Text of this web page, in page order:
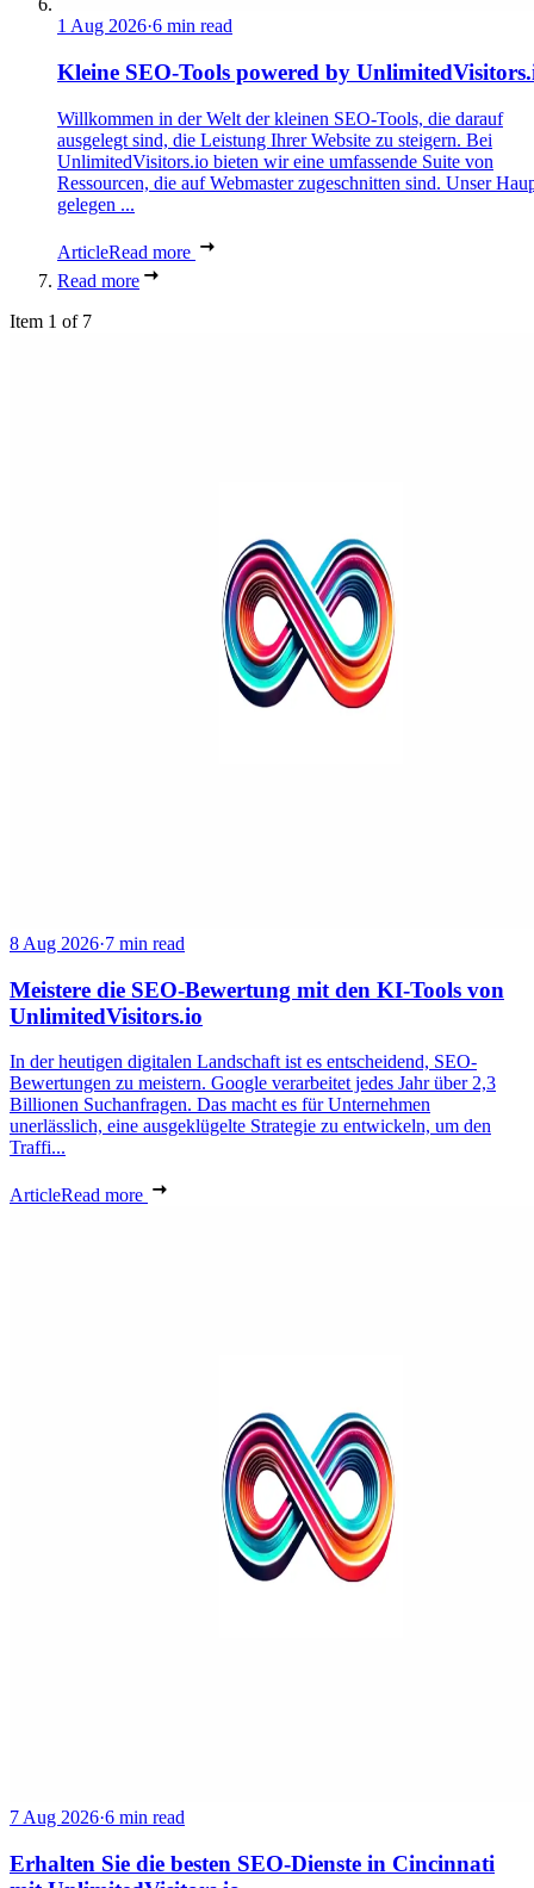
1 Aug 2026·6 min read
Kleine SEO-Tools powered by
Willkommen in der Welt der kleinen SEO-Tools, die darauf
ausgelegt sind, die Leistung Ihrer Website zu steigern. Bei
UnlimitedVisitors.io bieten wir eine umfassende Suite von
Ressourcen, die auf Webmaster zugeschnitten sind. Unser
gelegen ...
ArticleRead more
Read more
Item 1 of 7
8 Aug 2026·7 min read
Meistere die SEO-Bewertung mit den KI-Tools von
UnlimitedVisitors.io
In der heutigen digitalen Landschaft ist es entscheidend, SEO-
Bewertungen zu meistern. Google verarbeitet jedes Jahr über 2,3
Billionen Suchanfragen. Das macht es für Unternehmen
unerlässlich, eine ausgeklügelte Strategie zu entwickeln, um den
Traffi...
ArticleRead more
7 Aug 2026·6 min read
Erhalten Sie die besten SEO-Dienste in Cincinnati